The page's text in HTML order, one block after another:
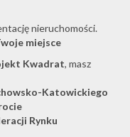
nieruchomości.
miejsce
Kwadrat, masz
Katowickiego
Rynku